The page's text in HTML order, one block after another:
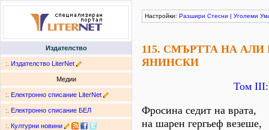
Издателство
:. Издателство LiterNet
Медии
:. Електронно списание LiterNet
:. Електронно списание БЕЛ
:. Културни новини
Настройки: Разшири Стесни | Уголеми
115. СМЪРТТА НА
ЯНИНСКИ
Том
Фросина седит на врата,
на шарен гергьеф везеше,